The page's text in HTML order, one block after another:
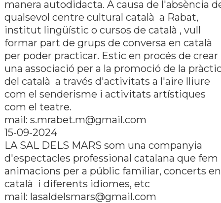
manera autodidacta. A causa de l'absència
qualsevol centre cultural català a Rabat,
institut lingüí­stic o cursos de català , vull
formar part de grups de conversa en català
per poder practicar. Estic en procés de crear
una associació per a la promoció de la
del català a través d'activitats a l'aire lliure
com el senderisme i activitats artí­stiques
com el teatre.
mail: s.mrabet.m@gmail.com
15-09-2024
LA SAL DELS MARS som una companyia
d'espectacles professional catalana que fem
animacions per a públic familiar, concerts en
català i diferents idiomes, etc
mail: lasaldelsmars@gmail.com